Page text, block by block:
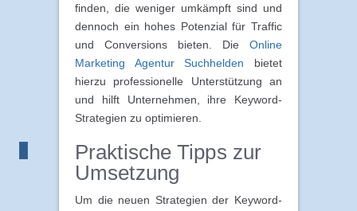
finden, die weniger umkämpft sind und
dennoch ein hohes Potenzial für Traffic
und Conversions bieten. Die Online
Marketing Agentur Suchhelden bietet
hierzu professionelle Unterstützung an
und hilft Unternehmen, ihre Keyword-
Strategien zu optimieren.
Praktische Tipps zur
Umsetzung
Um die neuen Strategien der Keyword-